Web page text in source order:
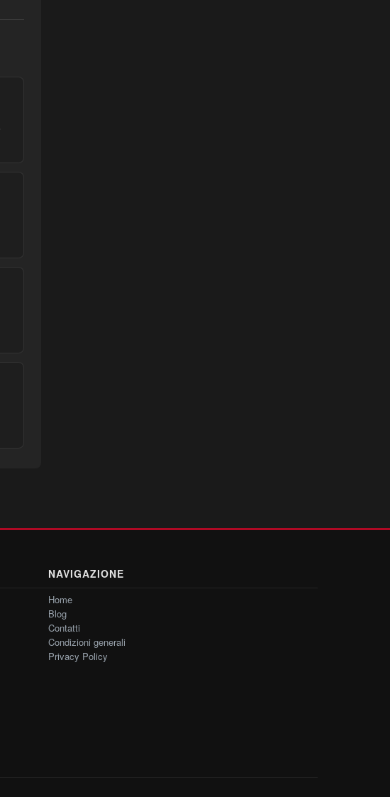
NAVIGAZIONE
Home
Blog
Contatti
Condizioni generali
Privacy Policy